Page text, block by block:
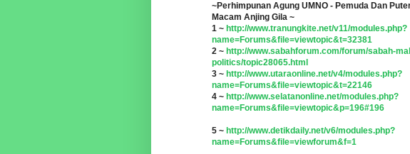
~Perhimpunan Agung UMNO - Pemuda Dan
Macam Anjing Gila ~
1 ~ http://www.tranungkite.net/v11/modules.php?
name=Forums&file=viewtopic&t=32381
2 ~ http://www.sabahforum.com/forum/sabah-
politics/topic28065.html
3 ~ http://www.utaraonline.net/v4/modules.php?
name=Forums&file=viewtopic&t=22146
4 ~ http://www.selatanonline.net/modules.php?
name=Forums&file=viewtopic&p=196#196
5 ~ http://www.detikdaily.net/v6/modules.php?
name=Forums&file=viewforum&f=1